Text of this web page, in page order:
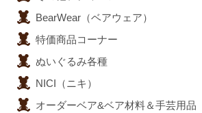
BearWear（ベアウェア）
特価商品コーナー
ぬいぐるみ各種
NICI（ニキ）
オーダーベア&ベア材料＆手芸用品